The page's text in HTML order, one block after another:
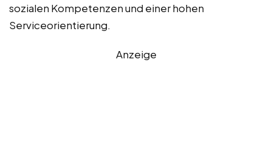
sozialen Kompetenzen und einer hohen
Serviceorientierung.
Anzeige